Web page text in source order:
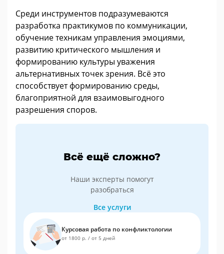
Среди инструментов подразумеваются
разработка практикумов по коммуникации,
обучение техникам управления эмоциями,
развитию критического мышления и
формированию культуры уважения
альтернативных точек зрения. Всё это
способствует формированию среды,
благоприятной для взаимовыгодного
разрешения споров.
Всё ещё сложно?
Наши эксперты помогут
разобраться
Все услуги
Курсовая работа по конфликтологии
от 1800 р. / от 5 дней